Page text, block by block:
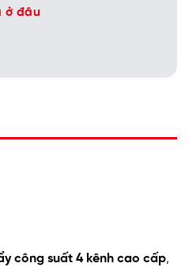
ở đâu
công suất 4 kênh cao cấp,